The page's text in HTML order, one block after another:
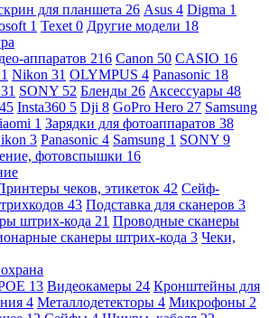
для планшета 26 Asus 4 Digma 1
1 Texet 0 Другие модели 18
аппаратов 216 Canon 50 CASIO 16
1 Nikon 31 OLYMPUS 4 Panasonic 18
31 SONY 52 Бленды 26 Аксессуары 48
45 Insta360 5 Dji 8 GoPro Hero 27 Samsung
1 Зарядки для фотоаппаратов 38
3 Panasonic 4 Samsung 1 SONY 9
фотовспышки 16
чеков, этикеток 42 Сейф-
43 Подставка для сканеров 3
штрих-кода 21 Проводные сканеры
сканеры штрих-кода 3 Чеки,
13 Видеокамеры 24 Кронштейны для
4 Металлодетекторы 4 Микрофоны 2